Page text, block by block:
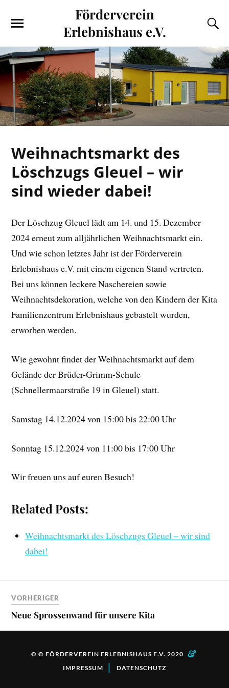
Förderverein
Erlebnishaus e.V.
Weihnachtsmarkt des
Löschzugs Gleuel – wir
sind wieder dabei!
Der Löschzug Gleuel lädt am 14. und 15. Dezember
2024 erneut zum alljährlichen Weihnachtsmarkt ein.
Und wie schon letztes Jahr ist der Förderverein
Erlebnishaus e.V. mit einem eigenen Stand vertreten.
Bei uns können leckere Naschereien sowie
Weihnachtsdekoration, welche von den Kindern der Kita
Familienzentrum Erlebnishaus gebastelt wurden,
erworben werden.
Wie gewohnt findet der Weihnachtsmarkt auf dem
Gelände der Brüder-Grimm-Schule
(Schnellermaarstraße 19 in Gleuel) statt.
Samstag 14.12.2024 von 15:00 bis 22:00 Uhr
Sonntag 15.12.2024 von 11:00 bis 17:00 Uhr
Wir freuen uns auf euren Besuch!
Related Posts:
Weihnachtsmarkt des Löschzugs Gleuel – wir sind
dabei!
VORHERIGER
Neue Sprossenwand für unsere Kita
© © FÖRDERVEREIN ERLEBNISHAUS E.V. 2020 &
IMPRESSUM DATENSCHUTZ